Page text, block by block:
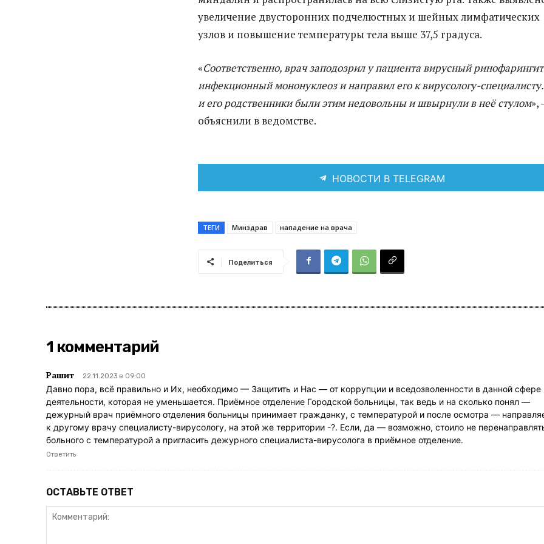
увеличение двусторонних подчелюстных и шейных лимфатических
узлов и повышение температуры тела выше 37,5 градуса.
«Соответственно, врач заподозрил у пациента вирусный
инфекционный мононуклеоз и направил его к вирусологу-
и его родственники были этим недовольны и швырнули в неё стулом»,
объяснили в ведомстве.
НОВОСТИ В TELEGRAM
ТЕГИ Минздрав нападение на врача
Поделиться
1 комментарий
Рашит 22.11.2023 в 09:00
Давно пора, всё правильно и Их, необходимо — Защитить и Нас — от коррупции и вседозволенности в данной сфере
деятельности, которая не уменьшается. Приёмное отделение Городской больницы, так ведь и на сколько понял —
дежурный врач приёмного отделения больницы принимает гражданку, с температурой и после осмотра —
к другому врачу специалисту-вирусологу, на этой же территории -?. Если, да — возможно, стоило не
больного с температурой а пригласить дежурного специалиста-вирусолога в приёмное отделение.
Ответить
ОСТАВЬТЕ ОТВЕТ